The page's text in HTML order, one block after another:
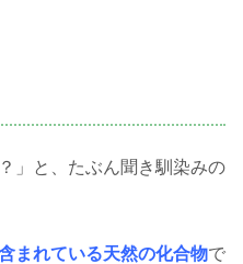
」と、たぶん聞き馴染みの
まれている天然の化合物で